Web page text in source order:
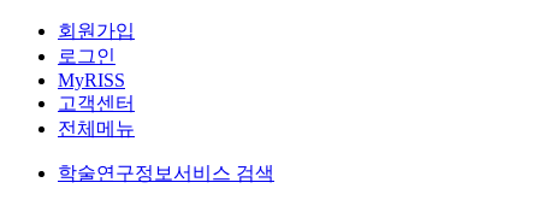
회원가입
로그인
MyRISS
고객센터
전체메뉴
학술연구정보서비스 검색